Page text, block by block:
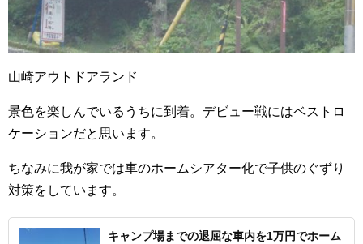
山崎アウトドアランド
景色を楽しんでいるうちに到着。デビュー戦にはベストロ
ケーションだと思います。
ちなみに我が家では車のホームシアター化で子供のぐずり
対策をしています。
キャンプ場までの退屈な車内を1万円でホーム